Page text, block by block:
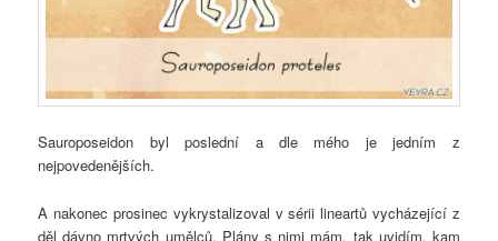
Sauroposeidon byl poslední a dle mého je jedním z
nejpovedenějších.
A nakonec prosinec vykrystalizoval v sérii lineartů vycházející z
děl dávno mrtvých umělců. Plány s nimi mám, tak uvidím, kam